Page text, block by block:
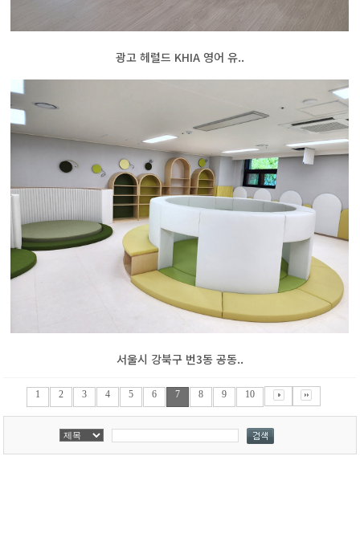
광고 헤럴드 KHIA 영어 유..
서울시 강북구 번3동 공동..
1 2 3 4 5 6 7 8 9 10